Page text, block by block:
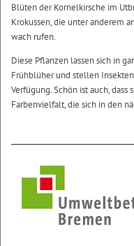
Blüten der Kornelkirsche im
Krokussen, die unter anderem
wach rufen.
Diese Pflanzen lassen sich in
Frühblüher und stellen
Verfügung. Schön ist auch,
Farbenvielfalt, die sich in den